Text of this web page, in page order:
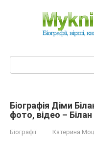
Біографія Діми
фото, відео –
Біографії Катерина